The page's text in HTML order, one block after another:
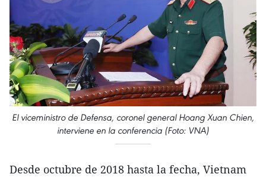
El viceministro de Defensa, coronel general Hoang Xuan Chien,
interviene en la conferencia (Foto: VNA)
Desde octubre de 2018 hasta la fecha, Vietnam